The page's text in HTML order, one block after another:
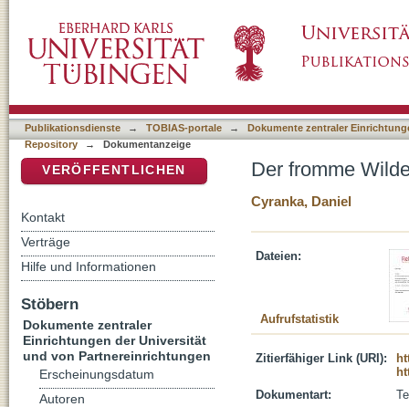
Publikationsdienste → TOBIAS-portale →
Dokumente zentraler
Repository
→ Dokumentanzeige
Der fromme
Cyranka, Daniel
Dateien:
Aufrufstatistik
Zitierfähiger Link (URI):
Dokumentart:
VERÖFFENTLICHEN
Kontakt
Verträge
Hilfe und Informationen
Stöbern
Dokumente zentraler
Einrichtungen der Universität
und von Partnereinrichtungen
Erscheinungsdatum
Autoren